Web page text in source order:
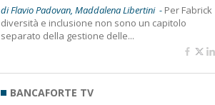
di Flavio Padovan, Maddalena Libertini - Per Fabrick
diversità e inclusione non sono un capitolo
separato della gestione delle...
BANCAFORTE TV